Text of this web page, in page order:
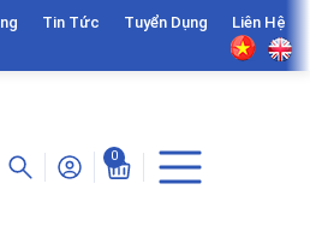
Tin Tức Tuyển Dụng Liên Hệ
0